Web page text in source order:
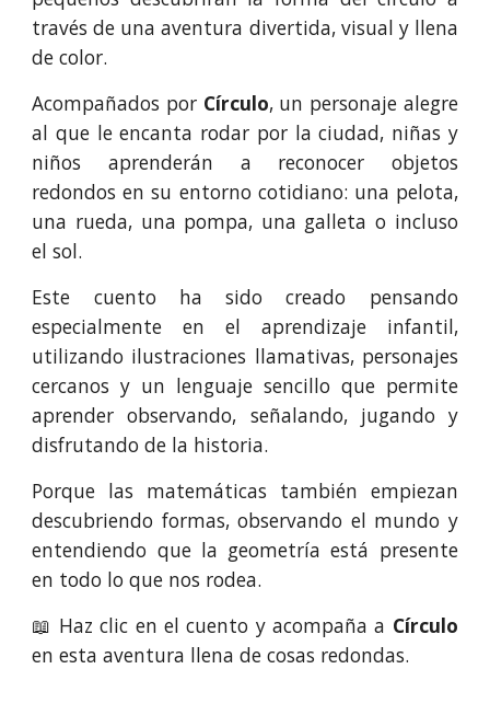
través de una aventura divertida, visual y llena
de color.
Acompañados por Círculo, un personaje alegre
al que le encanta rodar por la ciudad, niñas y
niños aprenderán a reconocer objetos
redondos en su entorno cotidiano: una pelota,
una rueda, una pompa, una galleta o incluso
el sol.
Este cuento ha sido creado pensando
especialmente en el aprendizaje infantil,
utilizando ilustraciones llamativas, personajes
cercanos y un lenguaje sencillo que permite
aprender observando, señalando, jugando y
disfrutando de la historia.
Porque las matemáticas también empiezan
descubriendo formas, observando el mundo y
entendiendo que la geometría está presente
en todo lo que nos rodea.
📖 Haz clic en el cuento y acompaña a Círculo
en esta aventura llena de cosas redondas.